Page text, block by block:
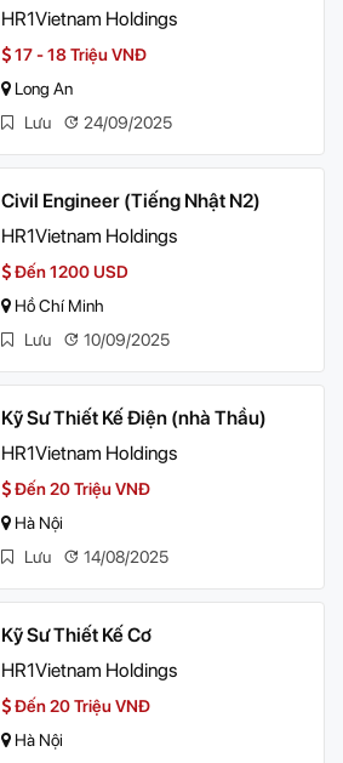
HR1Vietnam Holdings
17 - 18 Triệu VNĐ
Long An
Lưu
24/09/2025
Civil Engineer (Tiếng Nhật N2)
HR1Vietnam Holdings
Đến 1200 USD
Hồ Chí Minh
Lưu
10/09/2025
Kỹ Sư Thiết Kế Điện (nhà Thầu)
HR1Vietnam Holdings
Đến 20 Triệu VNĐ
Hà Nội
Lưu
14/08/2025
Kỹ Sư Thiết Kế Cơ
HR1Vietnam Holdings
Đến 20 Triệu VNĐ
Hà Nội